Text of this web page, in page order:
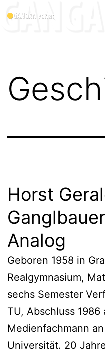
Horst
Ganglbauer
Analog
Geboren 1958 in
Realgymnasium,
sechs Semester
TU, Abschluss 1986
Medienfachmann
Universität. 20